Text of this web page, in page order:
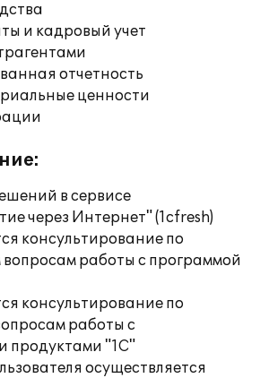
и кадровый учет
отчетность
ценности
в сервисе
через Интернет" (1cfresh)
консультирование по
работы с программой
консультирование по
работы с
продуктами "1С"
осуществляется